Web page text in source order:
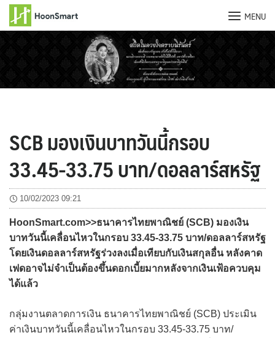
MENU
SCB มองเงินบาทวันนี้กรอบ
33.45-33.75 บาท/ดอลลาร์สหรัฐ
10/02/2023 09:21
HoonSmart.com>>ธนาคารไทยพาณิชย์ (SCB) มองเงิน
บาทวันนี้เคลื่อนไหวในกรอบ 33.45-33.75 บาท/ดอลลาร์สหรัฐ
โดยเงินดอลลาร์สหรัฐร่วงลงเมื่อเทียบกับเงินสกุลอื่น หลังคาด
เฟดอาจไม่จำเป็นต้องขึ้นดอกเบี้ยมากหลังจากเงินเฟ้อควบคุม
ได้แล้ว
กลุ่มงานตลาดการเงิน ธนาคารไทยพาณิชย์ (SCB) ประเมิน
ค่าเงินบาทวันนี้เคลื่อนไหวในกรอบ 33.45-33.75 บาท/